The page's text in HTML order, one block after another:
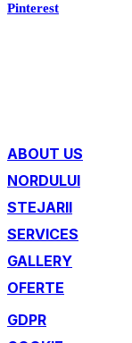
Pinterest
ABOUT US
NORDULUI
STEJARII
SERVICES
GALLERY
OFERTE
GDPR